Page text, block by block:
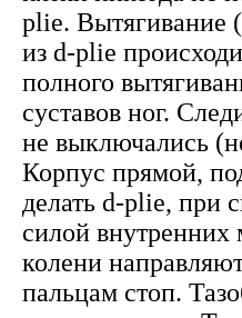
plie. Вытягивание
из d-plie
полного
суставов ног.
не выключались
Корпус прямой,
делать d-plie, при
силой
колени
пальцам стоп.